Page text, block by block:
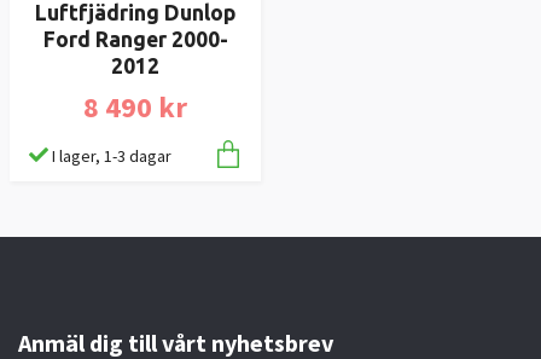
Luftfjädring Dunlop
Ford Ranger 2000-
2012
8 490 kr
I lager, 1-3 dagar
Anmäl dig till vårt nyhetsbrev